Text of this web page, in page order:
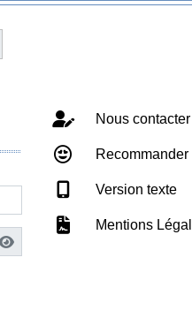
Nous contacter
Recommander
Version texte
Mentions